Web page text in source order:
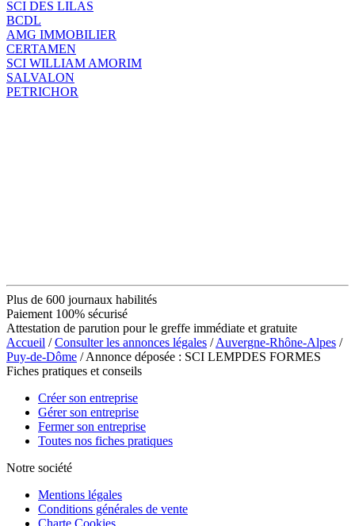
SCI DES LILAS
BCDL
AMG IMMOBILIER
CERTAMEN
SCI WILLIAM AMORIM
SALVALON
PETRICHOR
Plus de 600 journaux habilités
Paiement 100% sécurisé
Attestation de parution pour le greffe immédiate et gratuite
Accueil /Consulter les annonces légales /Auvergne-Rhône-Alpes /
Puy-de-Dôme / Annonce déposée : SCI LEMPDES FORMES
Fiches pratiques et conseils
Créer son entreprise
Gérer son entreprise
Fermer son entreprise
Toutes nos fiches pratiques
Notre société
Mentions légales
Conditions générales de vente
Charte Cookies